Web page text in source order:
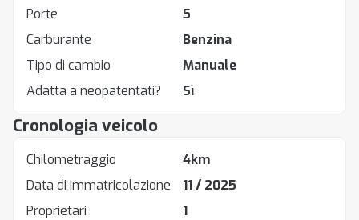
Porte
5
Carburante
Benzina
Tipo di cambio
Manuale
Adatta a neopatentati?
Sì
Cronologia veicolo
Chilometraggio
4km
Data di immatricolazione
11 / 2025
Proprietari
1